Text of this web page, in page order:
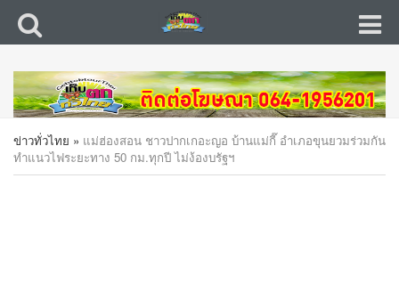
ข่าวทั่วไทย » แม่ฮ่องสอน ชาวปากเกอะญอ บ้านแม่กี๊ อำเภอขุนยวมร่วมกัน
ทำแนวไฟระยะทาง 50 กม.ทุกปี ไม่ง้องบรัฐฯ